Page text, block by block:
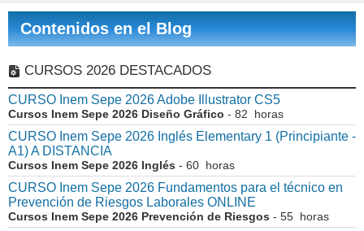
Contenidos en el Blog
CURSOS 2026 DESTACADOS
CURSO Inem Sepe 2026 Adobe Illustrator CS5
Cursos Inem Sepe 2026 Diseño Gráfico - 82 horas
CURSO Inem Sepe 2026 Inglés Elementary 1 (Principiante -
A1) A DISTANCIA
Cursos Inem Sepe 2026 Inglés - 60 horas
CURSO Inem Sepe 2026 Fundamentos para el técnico en
Prevención de Riesgos Laborales ONLINE
Cursos Inem Sepe 2026 Prevención de Riesgos - 55 horas